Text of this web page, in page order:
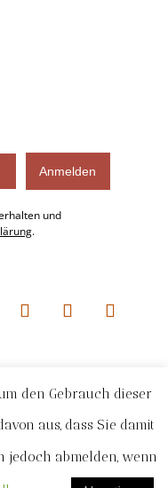
Anmelden
und
.
den Gebrauch dieser
aus, dass Sie damit
jedoch abmelden, wenn